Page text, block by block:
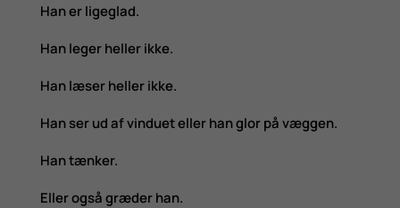
Han er ligeglad.
Han leger heller ikke.
Han læser heller ikke.
Han ser ud af vinduet eller han glor på væggen.
Han tænker.
Eller også græder han.